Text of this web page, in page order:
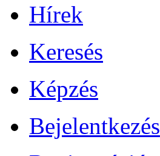
Hírek
Keresés
Képzés
Bejelentkezés